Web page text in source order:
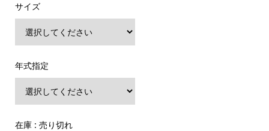
サイズ
年式指定
在庫 : 売り切れ